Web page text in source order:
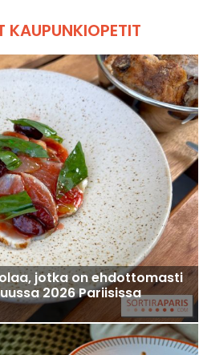
KAUPUNKIOPETIT
jotka on ehdottomasti
2026 Pariisissa